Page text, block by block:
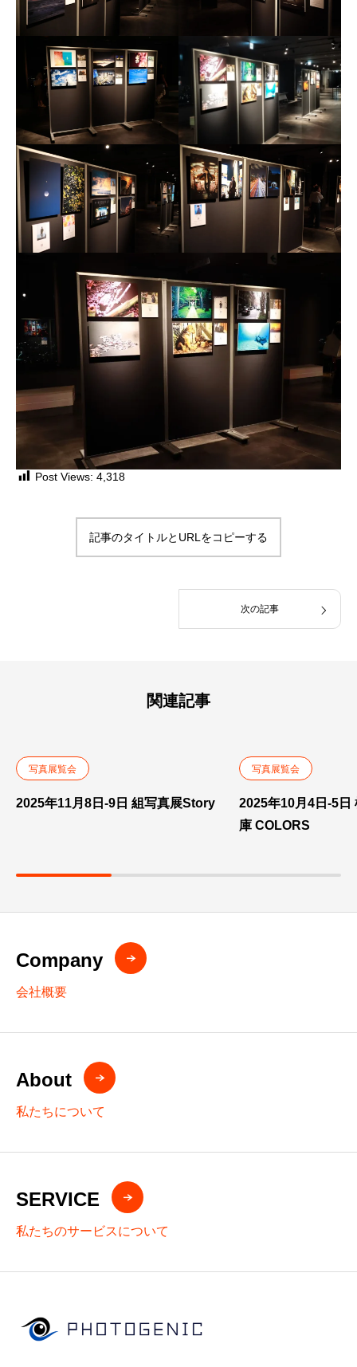
Post Views: 4,318
記事のタイトルとURLをコピーする
次の記事
関連記事
写真展覧会
2025年11月8日-9日 組写真展Story
写真展覧会
2025年10月4日-5日
庫 COLORS
Company
会社概要
About
私たちについて
SERVICE
私たちのサービスについて